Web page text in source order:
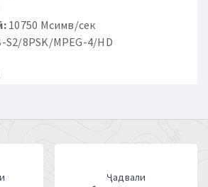
10750 Мсимв/сек
S2/8PSK/MPEG-4/HD
Ҷадвали